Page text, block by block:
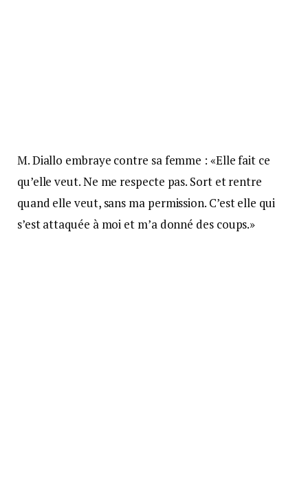
M. Diallo embraye contre sa femme : «Elle fait ce
qu’elle veut. Ne me respecte pas. Sort et rentre
quand elle veut, sans ma permission. C’est elle qui
s’est attaquée à moi et m’a donné des coups.»